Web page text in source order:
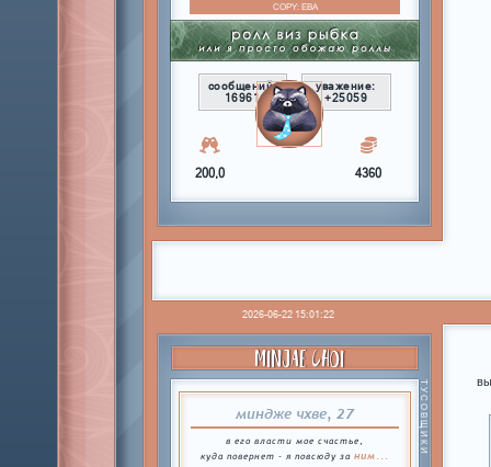
COPY:ЕВА
сообщений:
16961
уважение:
+25059
200,0 4360
2026-06-22 15:01:22
MINJAE CHOI
миндже чхве, 27
в его власти мое счастье,
куда повернет - я повсюду заним... ТУСОВЩИКИ